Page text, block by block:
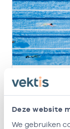
Deze website
We gebruiken
20 apr. 2026
Nieuwe
Vektis heeft